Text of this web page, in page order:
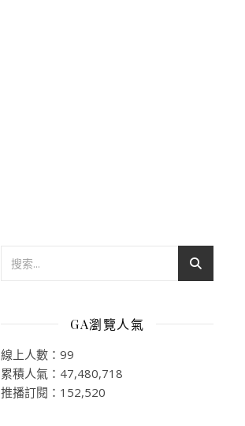
GA瀏覽人氣
線上人數：99
累積人氣：47,480,718
推播訂閱：152,520